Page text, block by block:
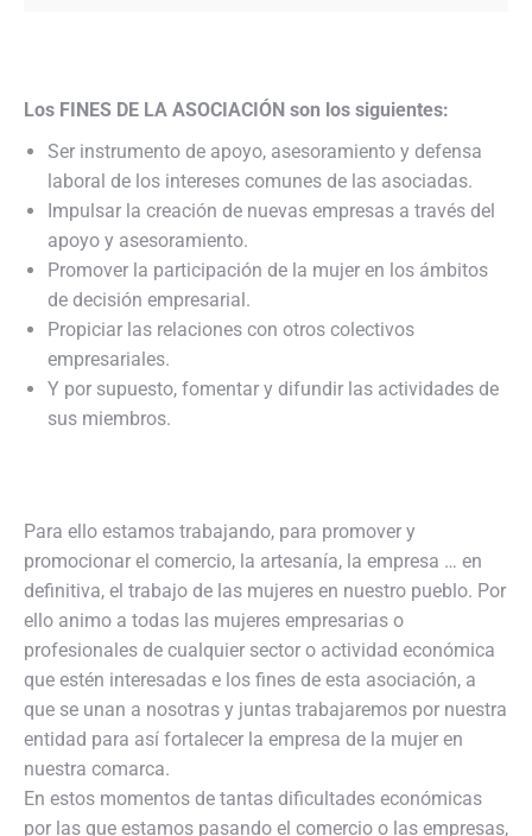
Los FINES DE LA ASOCIACIÓN son los siguientes:
Ser instrumento de apoyo, asesoramiento y defensa
laboral de los intereses comunes de las asociadas.
Impulsar la creación de nuevas empresas a través del
apoyo y asesoramiento.
Promover la participación de la mujer en los ámbitos
de decisión empresarial.
Propiciar las relaciones con otros colectivos
empresariales.
Y por supuesto, fomentar y difundir las actividades de
sus miembros.
Para ello estamos trabajando, para promover y
promocionar el comercio, la artesanía, la empresa … en
definitiva, el trabajo de las mujeres en nuestro pueblo. Por
ello animo a todas las mujeres empresarias o
profesionales de cualquier sector o actividad económica
que estén interesadas e los fines de esta asociación, a
que se unan a nosotras y juntas trabajaremos por nuestra
entidad para así fortalecer la empresa de la mujer en
nuestra comarca.
En estos momentos de tantas dificultades económicas
por las que estamos pasando el comercio o las empresas,